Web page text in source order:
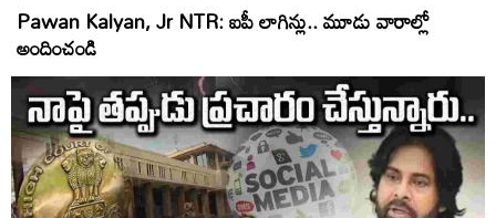
Pawan Kalyan, Jr NTR: ఐపీ లాగిన్లు.. మూడు వారాల్లో
అందించండి